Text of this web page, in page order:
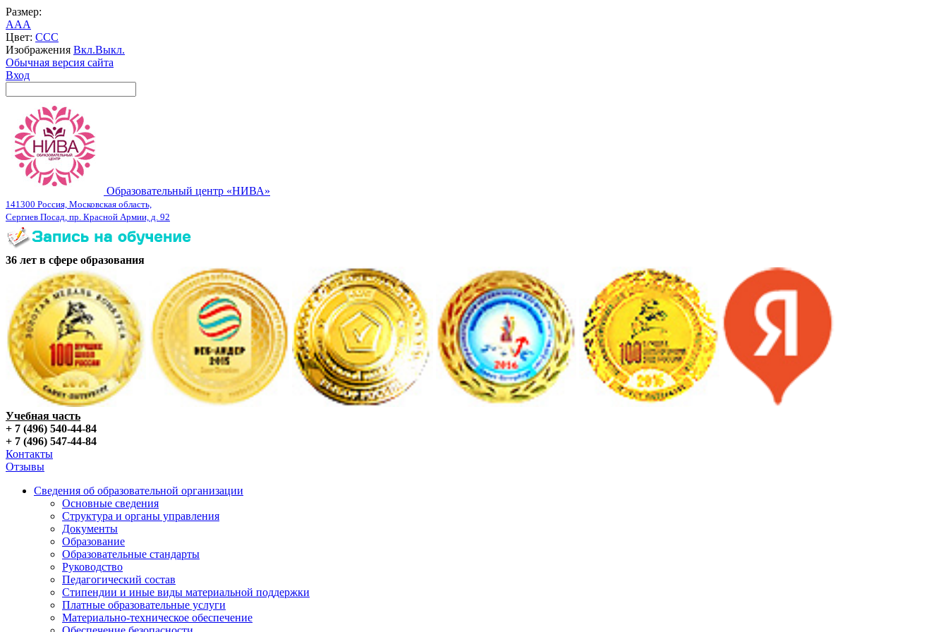
Размер:
AAA
Цвет: CCC
Изображения Вкл.Выкл.
Обычная версия сайта
Вход
Образовательный центр «НИВА»
141300 Россия, Московская область,
Сергиев Посад, пр. Красной Армии, д. 92
36 лет в сфере образования
Учебная часть
+ 7 (496) 540-44-84
+ 7 (496) 547-44-84
Контакты
Отзывы
Сведения об образовательной организации
Основные сведения
Структура и органы управления
Документы
Образование
Образовательные стандарты
Руководство
Педагогический состав
Стипендии и иные виды материальной поддержки
Платные образовательные услуги
Материально-техническое обеспечение